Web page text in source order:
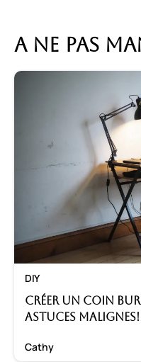
A ne pas
DIY
Créer un coin
astuces malignes!
Cathy